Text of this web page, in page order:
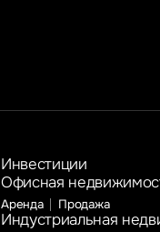
Инвестиции
Офисная
Аренда Продажа
Индустриальная